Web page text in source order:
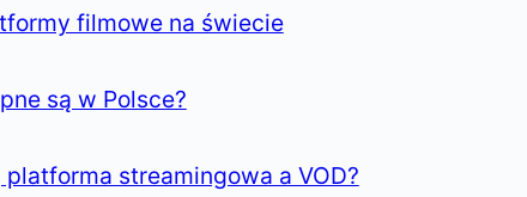
filmowe na świecie
są w Polsce?
streamingowa a VOD?